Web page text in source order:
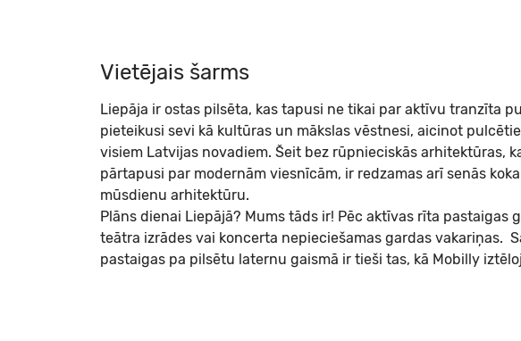
Vietējais šarms
Liepāja ir ostas pilsēta, kas tapusi ne tikai par aktīvu tranzīta
pieteikusi sevi kā kultūras un mākslas vēstnesi, aicinot
visiem Latvijas novadiem. Šeit bez rūpnieciskās arhitektūras,
pārtapusi par modernām viesnīcām, ir redzamas arī senās
mūsdienu arhitektūru.
Plāns dienai Liepājā? Mums tāds ir! Pēc aktīvas rīta pastaigas
teātra izrādes vai koncerta nepieciešamas gardas vakariņas.
pastaigas pa pilsētu laternu gaismā ir tieši tas, kā Mobilly